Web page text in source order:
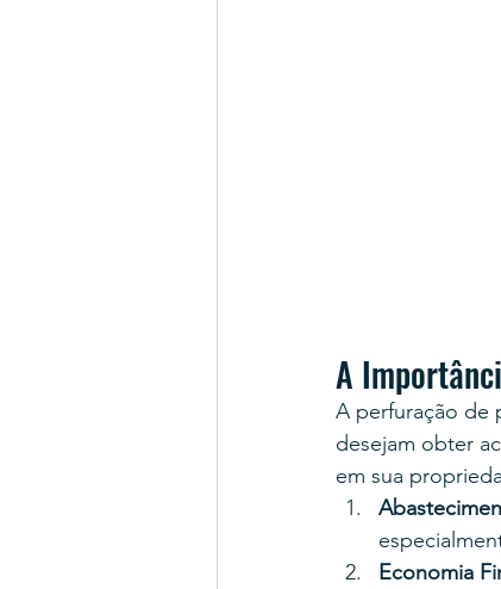
A
A perfuração de
desejam obter
em sua
Economia